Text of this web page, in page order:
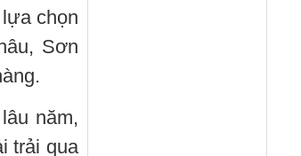
chọn
Sơn
năm,
trải qua